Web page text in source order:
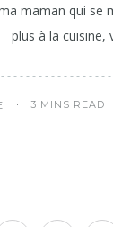
maman qui se
plus à la cuisine,
3 MINS READ